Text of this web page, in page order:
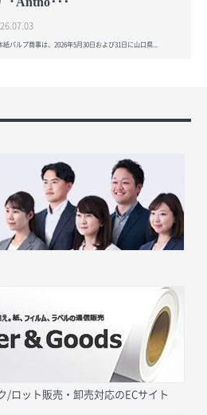
紙パルプ商事は、2026年5月30日および31日に山口県...
/ロット販売・卸売対応のECサイト